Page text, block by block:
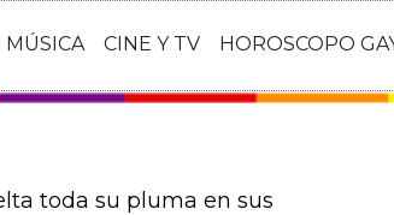
MÚSICA CINE Y TV HOROSCOPO
toda su pluma en sus